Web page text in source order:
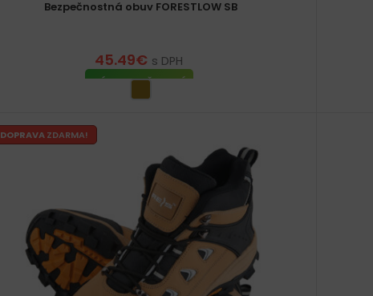
Bezpečnostná obuv FORESTLOW SB
45.49€ s DPH
VÝBER MOŽNOSTÍ
DOPRAVAZDARMA!